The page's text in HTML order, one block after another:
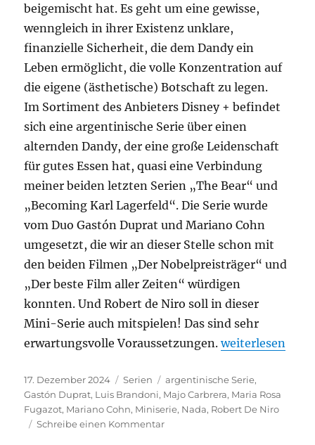
beigemischt hat. Es geht um eine gewisse,
wenngleich in ihrer Existenz unklare,
finanzielle Sicherheit, die dem Dandy ein
Leben ermöglicht, die volle Konzentration auf
die eigene (ästhetische) Botschaft zu legen.
Im Sortiment des Anbieters Disney + befindet
sich eine argentinische Serie über einen
alternden Dandy, der eine große Leidenschaft
für gutes Essen hat, quasi eine Verbindung
meiner beiden letzten Serien „The Bear“ und
„Becoming Karl Lagerfeld“. Die Serie wurde
vom Duo Gastón Duprat und Mariano Cohn
umgesetzt, die wir an dieser Stelle schon mit
den beiden Filmen „Der Nobelpreisträger“ und
„Der beste Film aller Zeiten“ würdigen
konnten. Und Robert de Niro soll in dieser
Mini-Serie auch mitspielen! Das sind sehr
erwartungsvolle Voraussetzungen.„Nada“
weiterlesen
Veröffentlicht
am
17. Dezember 2024 Kategorien
Serien Schlagwörter
argentinische Serie,
Gastón Duprat, Luis Brandoni, Majo Carbrera, Maria Rosa
Fugazot, Mariano Cohn, Miniserie, Nada, Robert De Niro
Schreibe einen Kommentarzu